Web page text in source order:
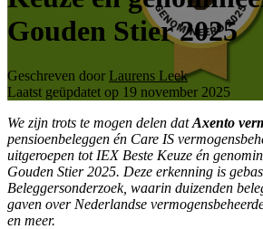
in
One
Accessibility
reader,
press
"Ctrl
+
/".
This
shortcut
activates
the
screen
Gouden Stier 2025
Geschreven door Laurens Leek
Laatst geüpdatet op 19 november 2025
We zijn trots te mogen delen datAxento
pensioenbeleggen én Care IS
uitgeroepen tot IEX Beste Keuze én
Gouden Stier 2025. Deze erkenning is
Beleggersonderzoek, waarin duizenden
gaven over Nederlandse
en meer.